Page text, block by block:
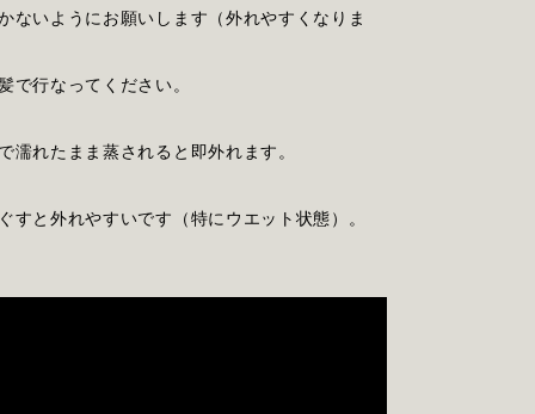
ないようにお願いします（外れやすくなりま
で行なってください。
れたまま蒸されると即外れます。
と外れやすいです（特にウエット状態）。